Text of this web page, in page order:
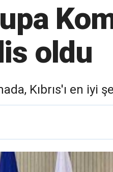
oldu
Kıbrıs'ı en